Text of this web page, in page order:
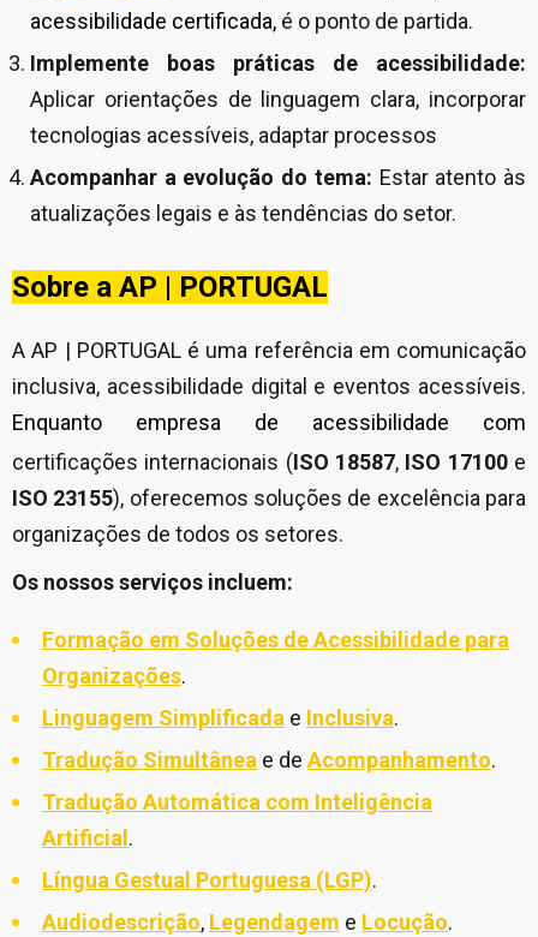
acessibilidade certificada, é o ponto de partida.
Implemente boas práticas de acessibilidade:
Aplicar orientações de linguagem clara, incorporar
tecnologias acessíveis, adaptar processos
Acompanhar a evolução do tema: Estar atento às
atualizações legais e às tendências do setor.
Sobre a AP | PORTUGAL
A AP | PORTUGAL é uma referência em comunicação
inclusiva, acessibilidade digital e eventos acessíveis.
Enquanto empresa de acessibilidade com
certificações internacionais (ISO 18587, ISO 17100e
ISO 23155), oferecemos soluções de excelência para
organizações de todos os setores.
Os nossos serviços incluem:
Formação em Soluções de Acessibilidade para
Organizações.
Linguagem Simplificada e Inclusiva.
Tradução Simultânea e de Acompanhamento.
Tradução Automática com Inteligência
Artificial .
Língua Gestual Portuguesa (LGP).
Audiodescrição, Legendagem e Locução.